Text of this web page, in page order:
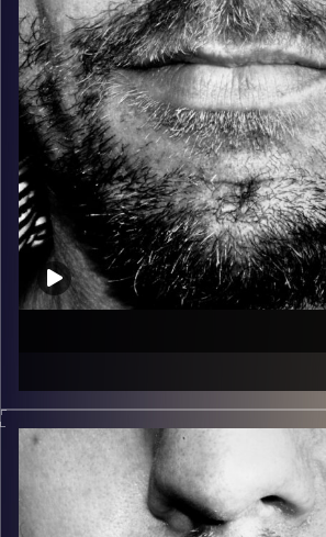
של הופעות חיות. הרבה ג'אם, רוק,
בלוז, bluegrass, ג'אז, Fאנק, פרוגרסיב ואפילו אלקטרוניקה.